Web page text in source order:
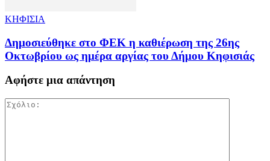
ΚΗΦΙΣΙΑ
Δημοσιεύθηκε στο ΦΕΚ η καθιέρωση της 26ης
Οκτωβρίου ως ημέρα αργίας του Δήμου Κηφισιάς
Αφήστε μια απάντηση